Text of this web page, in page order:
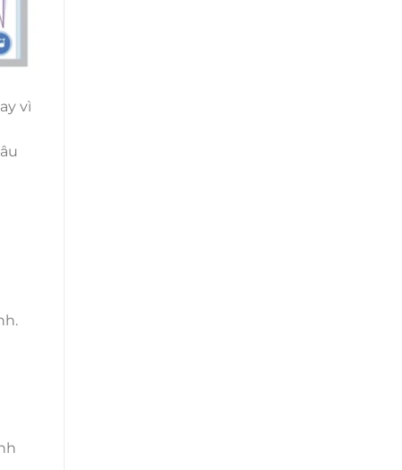
vì